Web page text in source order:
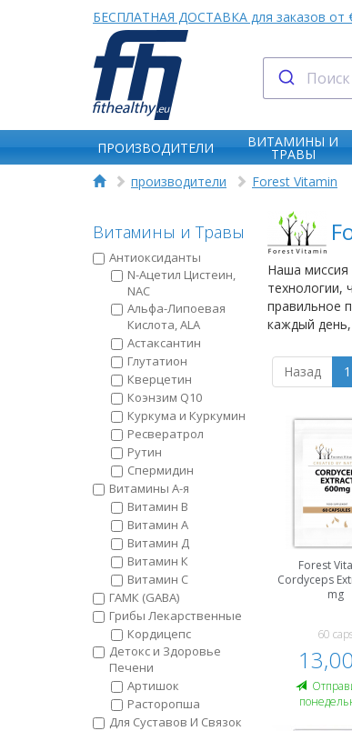
БЕСПЛАТНАЯ ДОСТАВКА для заказов от
ПРОИЗВОДИТЕЛИ ВИТАМИНЫ И
ТРАВЫ
производители
Forest Vitamin
Витамины и Травы
Антиоксиданты
N-Ацетил Цистеин,
NAC
Альфа-Липоевая
Кислота, ALA
Астаксантин
Глутатион
Кверцетин
Коэнзим Q10
Куркума и Куркумин
Ресвератрол
Рутин
Спермидин
Витамины А-я
Витамин B
Витамин А
Витамин Д
Витамин К
Витамин С
ГАМК (GABA)
Грибы Лекарственные
Кордицепс
Детокс и Здоровье
Печени
Артишок
Расторопша
Для Суставов И Связок
Наша миссия
технологии,
правильное
каждый
Назад 1
Forest
Cordyceps
mg
60